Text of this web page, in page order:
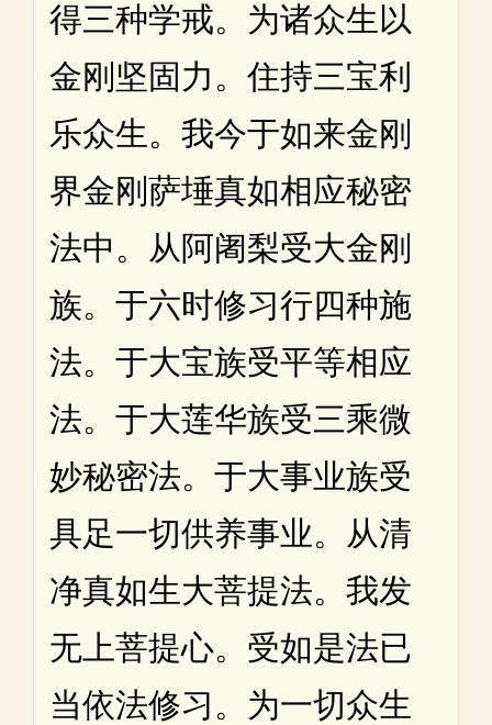
得三种学戒。为诸众生以
金刚坚固力。住持三宝利
乐众生。我今于如来金刚
界金刚萨埵真如相应秘密
法中。从阿阇梨受大金刚
族。于六时修习行四种施
法。于大宝族受平等相应
法。于大莲华族受三乘微
妙秘密法。于大事业族受
具足一切供养事业。从清
净真如生大菩提法。我发
无上菩提心。受如是法已
当依法修习。为一切众生